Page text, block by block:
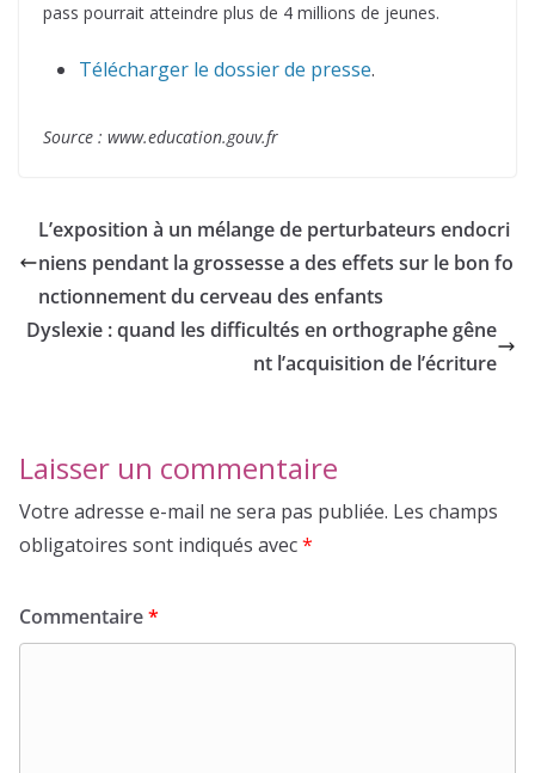
pass pourrait atteindre plus de 4 millions de jeunes.
Télécharger le dossier de presse.
Source : www.education.gouv.fr
L’exposition à un mélange de perturbateurs endocri
niens pendant la grossesse a des effets sur le bon fo
nctionnement du cerveau des enfants
Dyslexie : quand les difficultés en orthographe gêne
nt l’acquisition de l’écriture
Laisser un commentaire
Votre adresse e-mail ne sera pas publiée. Les champs
obligatoires sont indiqués avec*
Commentaire*